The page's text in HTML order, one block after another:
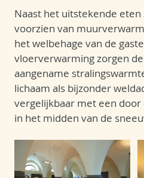
Naast het uitstekende
voorzien van
het welbehage van de
vloerverwarming zorgen
aangename
lichaam als bijzonder
vergelijkbaar met een
in het midden van de